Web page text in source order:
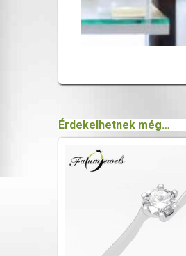
Érdekelhetnek még…